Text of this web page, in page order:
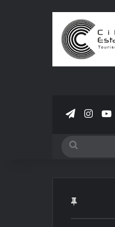
فیسبوکیوتیوباینستاگرام